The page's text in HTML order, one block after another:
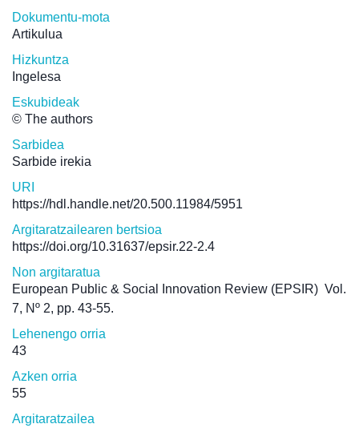
Dokumentu-mota
Artikulua
Hizkuntza
Ingelesa
Eskubideak
© The authors
Sarbidea
Sarbide irekia
URI
https://hdl.handle.net/20.500.11984/5951
Argitaratzailearen bertsioa
https://doi.org/10.31637/epsir.22-2.4
Non argitaratua
European Public & Social Innovation Review (EPSIR) Vol.
7, Nº 2, pp. 43-55.
Lehenengo orria
43
Azken orria
55
Argitaratzailea